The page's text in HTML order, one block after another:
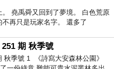
堯禹舜又回到了夢境。 白色荒原
再只是玩家名字。 還多了
期 秋季號
秋季號 1 《詩寫大安森林公園》